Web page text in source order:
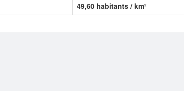
49,60 habitants / km²